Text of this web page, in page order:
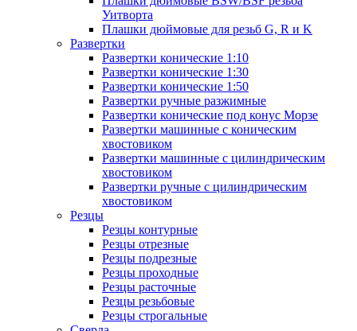
Уитворта
Плашки дюймовые для резьб G, R и K
Развертки
Развертки конические 1:10
Развертки конические 1:30
Развертки конические 1:50
Развертки ручные разжимные
Развертки конические под конус Морзе
Развертки машинные с коническим
хвостовиком
Развертки машинные с цилиндрическим
хвостовиком
Развертки ручные с цилиндрическим
хвостовиком
Резцы
Резцы контурные
Резцы отрезные
Резцы подрезные
Резцы проходные
Резцы расточные
Резцы резьбовые
Резцы строгальные